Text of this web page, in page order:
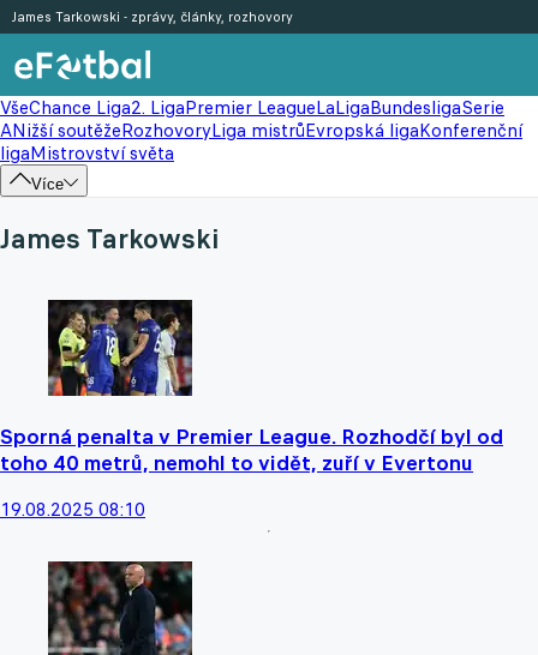
VšeChance Liga2. LigaPremier LeagueLaLigaBundesligaSerie
ANižší soutěžeRozhovoryLiga mistrůEvropská ligaKonferenční
ligaMistrovství světa
Více
James Tarkowski - zprávy, články, rozhovory
James Tarkowski
Sporná penalta v Premier League. Rozhodčí byl od
toho 40 metrů, nemohl to vidět, zuří v Evertonu
19.08.2025 08:10